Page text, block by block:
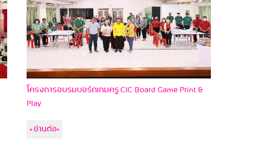
โครงการอบรมบอร์ดเกมครู CIC Board Game Print &
Play
+อ่านต่อ+